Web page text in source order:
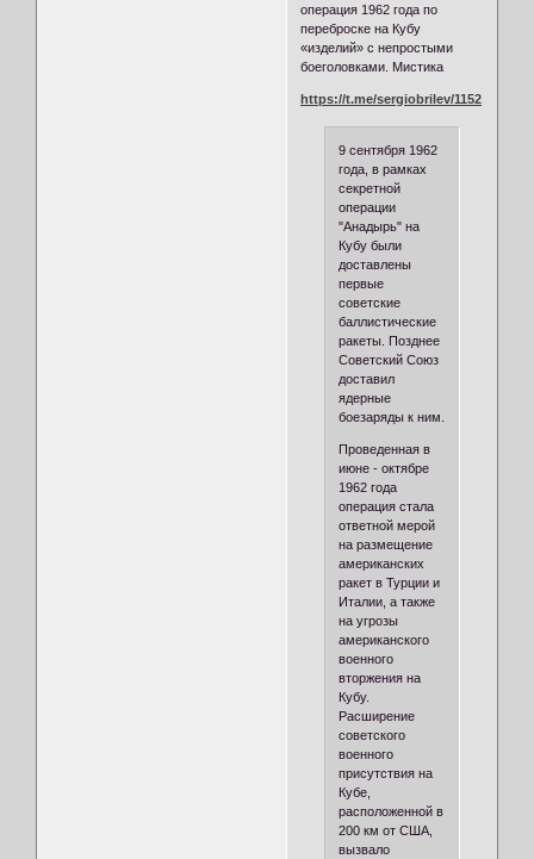
операция 1962 года по
переброске на Кубу
«изделий» с непростыми
боеголовками. Мистика
https://t.me/sergiobrilev/1152
9 сентября 1962
года, в рамках
секретной
операции
"Анадырь" на
Кубу были
доставлены
первые
советские
баллистические
ракеты. Позднее
Советский Союз
доставил
ядерные
боезаряды к ним.
Проведенная в
июне - октябре
1962 года
операция стала
ответной мерой
на размещение
американских
ракет в Турции и
Италии, а также
на угрозы
американского
военного
вторжения на
Кубу.
Расширение
советского
военного
присутствия на
Кубе,
расположенной в
200 км от США,
вызвало